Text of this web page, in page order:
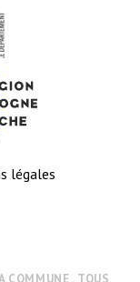
légales
. TOUS